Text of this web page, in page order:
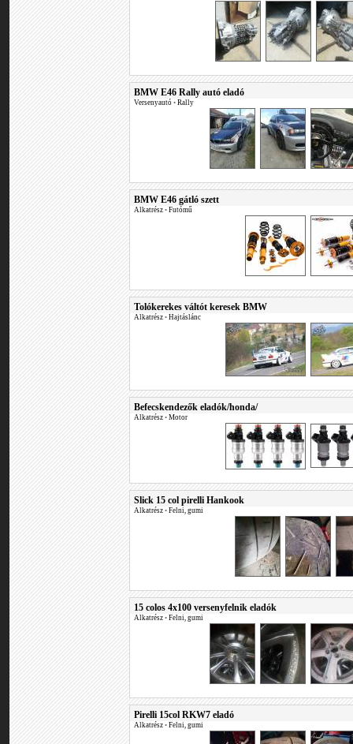
BMW E46 Rally autó eladó
Versenyautó • Rally
BMW E46 gátló szett
Alkatrész • Futómű
Tolókerekes váltót keresek BMW
Alkatrész • Hajtáslánc
Befecskendezők eladók/honda/
Alkatrész • Motor
Slick 15 col pirelli Hankook
Alkatrész • Felni, gumi
15 colos 4x100 versenyfelnik eladók
Alkatrész • Felni, gumi
Pirelli 15col RKW7 eladó
Alkatrész • Felni, gumi